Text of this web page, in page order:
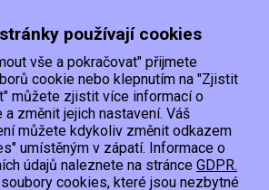
Platba
Kontakt/Reklamace
podmínky
Ochrana os.údajů
používají cookies
vše a pokračovat" přijmete
cookie nebo klepnutím na "Zjistit
můžete zjistit více informací o
změnit jejich nastavení. Váš
můžete kdykoliv změnit odkazem
umístěným v zápatí. Informace o
údajů naleznete na stránce GDPR.
cookies, které jsou nezbytné